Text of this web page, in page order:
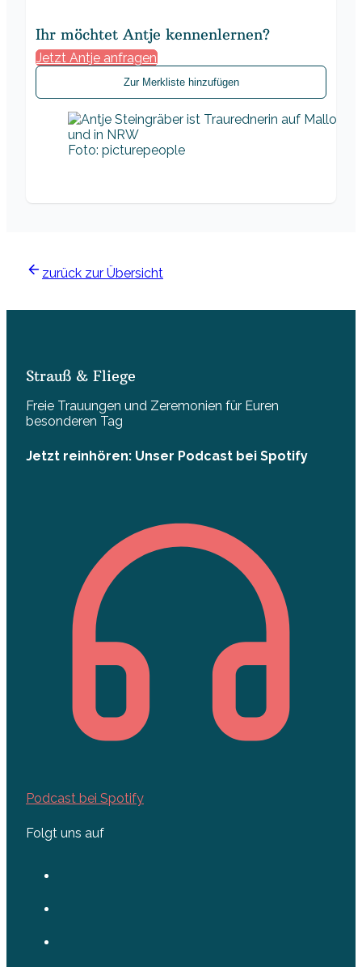
Ihr möchtet Antje kennenlernen?
Jetzt Antje anfragen
Zur Merkliste hinzufügen
Foto: picturepeople
zurück zur Übersicht
Strauß & Fliege
Freie Trauungen und Zeremonien für Euren
besonderen Tag
Jetzt reinhören: Unser Podcast bei Spotify
Podcast bei Spotify
Folgt uns auf